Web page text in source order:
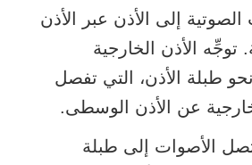
الصوتية إلى الأذن عبر الأذن
توجِّه الأذن الخارجية
طبلة الأذن، التي تفصل
عن الأذن الوسطى.
الأصوات إلى طبلة